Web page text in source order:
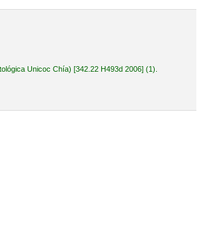
Unicoc Chía) [342.22 H493d 2006] (1).